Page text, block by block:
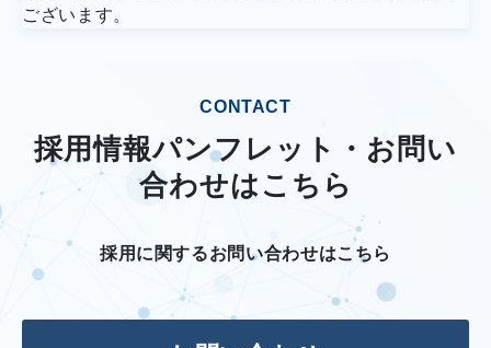
ございます。
CONTACT
採用情報パンフレット・お問い
合わせはこちら
採用に関するお問い合わせはこちら